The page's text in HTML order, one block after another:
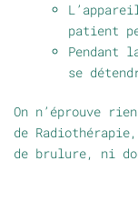
patient
Pendant
se
On n’éprouve
de
de brulure, ni